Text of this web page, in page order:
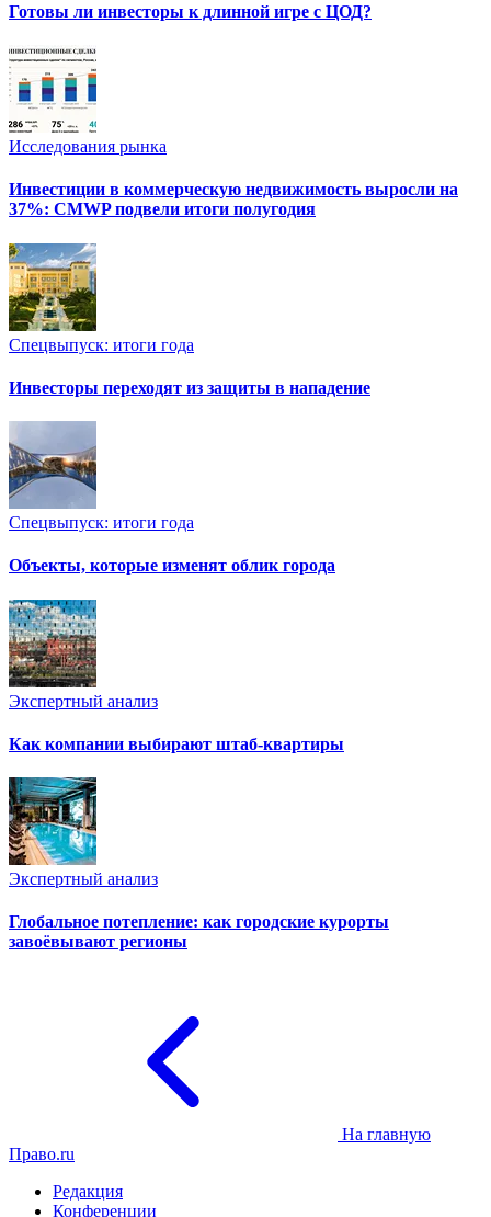
Готовы ли инвесторы к длинной игре с ЦОД?
Исследования рынка
Инвестиции в коммерческую недвижимость выросли на
37%: CMWP подвели итоги полугодия
Спецвыпуск: итоги года
Инвесторы переходят из защиты в нападение
Спецвыпуск: итоги года
Объекты, которые изменят облик города
Экспертный анализ
Как компании выбирают штаб-квартиры
Экспертный анализ
Глобальное потепление: как городские курорты
завоёвывают регионы
На главную
Право.ru
Редакция
Конференции